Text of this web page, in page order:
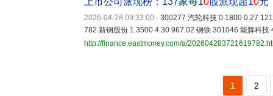
2026-04-28 09:33:00 - 300277 汽轮科技 0.1800 0.27
782 新钢股份 1.3500 4.30 967.02 钢铁 301046 能辉科
http://finance.eastmoney.com/a/
1 2